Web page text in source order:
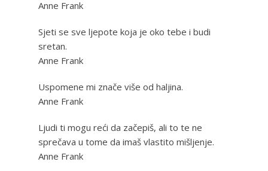
Anne Frank
Sjeti se sve ljepote koja je oko tebe i budi
sretan.
Anne Frank
Uspomene mi znače više od haljina.
Anne Frank
Ljudi ti mogu reći da začepiš, ali to te ne
sprečava u tome da imaš vlastito mišljenje.
Anne Frank